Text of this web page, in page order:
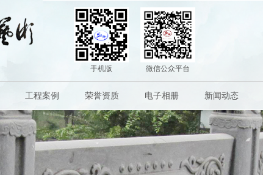
手机版 微信公众平台
工程案例 荣誉资质 电子相册 新闻动态